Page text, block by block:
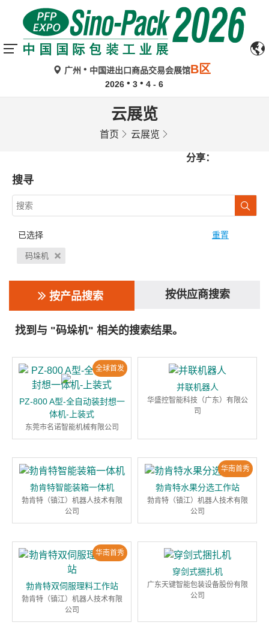
广州 中国进出口商品交易会展馆B区
2026 3 4 - 6
云展览
首页 云展览
分享：
搜寻
已选择 重置
码垛机
按产品搜索 按供应商搜索
找到与 "码垛机" 相关的搜索结果。
全球首发
PZ-800 A型-全自动装封想一
体机-上装式
东莞市名诺智能机械有限公司
并联机器人
华盛控智能科技（广东）有限公
司
勃肯特智能装箱一体机
勃肯特（镇江）机器人技术有限
公司
华南首秀
勃肯特水果分选工作站
勃肯特（镇江）机器人技术有限
公司
华南首秀
勃肯特双伺服理料工作站
勃肯特（镇江）机器人技术有限
公司
穿剑式捆扎机
广东天键智能包装设备股份有限
公司